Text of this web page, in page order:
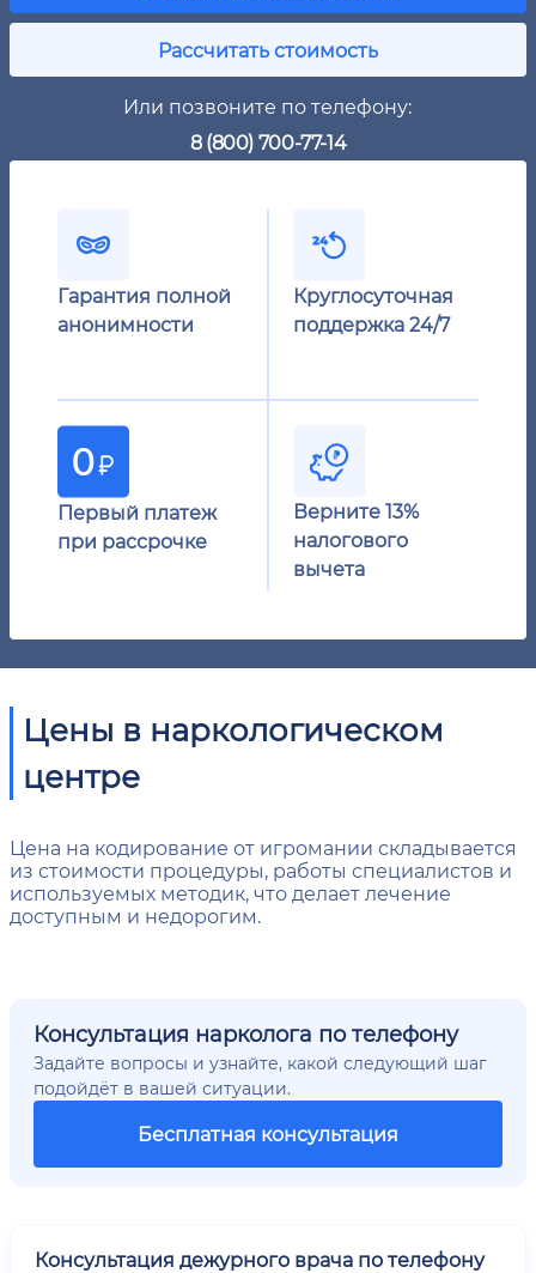
Рассчитать стоимость
Или позвоните по телефону:
8 (800) 700-77-14
Гарантия полной
анонимности
Круглосуточная
поддержка 24/7
Первый платеж
при рассрочке
Верните 13%
налогового
вычета
Цены в наркологическом
центре
Цена на кодирование от игромании складывается
из стоимости процедуры, работы специалистов и
используемых методик, что делает лечение
доступным и недорогим.
Консультация нарколога по телефону
Задайте вопросы и узнайте, какой следующий шаг
подойдёт в вашей ситуации.
Бесплатная консультация
Консультация дежурного врача по телефону